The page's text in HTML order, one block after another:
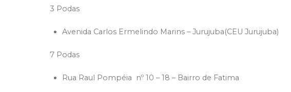
3 Podas
Avenida Carlos Ermelindo Marins – Jurujuba(CEU Jurujuba)
7 Podas
Rua Raul Pompéia nº 10 – 18 – Bairro de Fatima